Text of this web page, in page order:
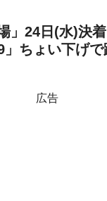
」24日(水)決着
ちょい下げで
広告